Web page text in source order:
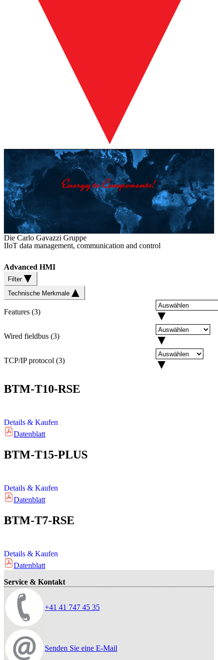
Die Carlo Gavazzi Gruppe
IIoT data management, communication and control
Advanced HMI
Filter
Technische Merkmale
Features (3)
Wired fieldbus (3)
TCP/IP protocol (3)
BTM-T10-RSE
Details & Kaufen
Datenblatt
BTM-T15-PLUS
Details & Kaufen
Datenblatt
BTM-T7-RSE
Details & Kaufen
Datenblatt
Service & Kontakt
+41 41 747 45 35
Senden Sie eine E-Mail